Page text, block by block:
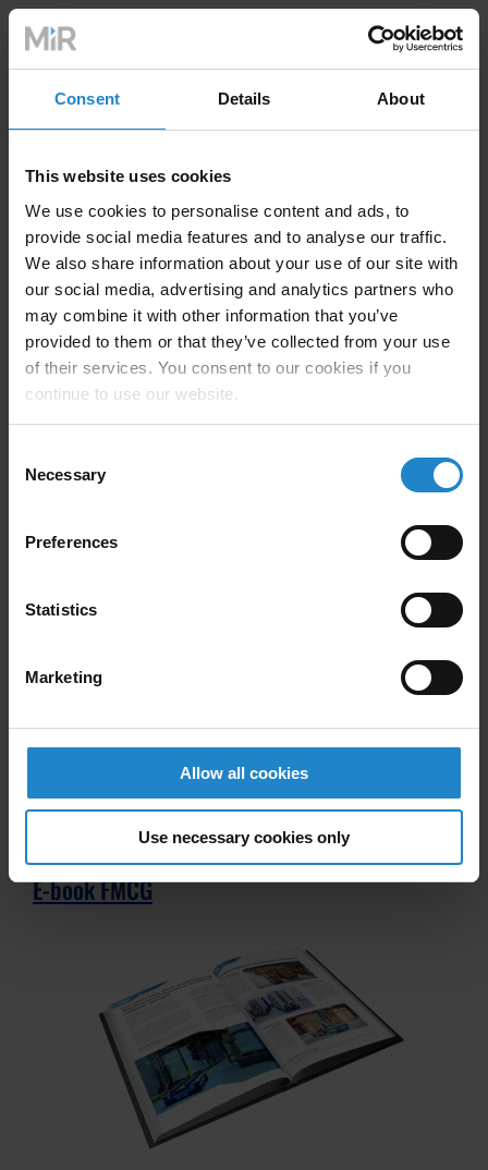
Consent Details About
This website uses cookies
We use cookies to personalise content and ads, to
provide social media features and to analyse our traffic.
We also share information about your use of our site with
our social media, advertising and analytics partners who
may combine it with other information that you’ve
provided to them or that they’ve collected from your use
of their services. You consent to our cookies if you
continue to use our website.
Selection
Necessary
Preferences
Statistics
Marketing
Allow all cookies
Use necessary cookies only
Automotive eBook
E-book FMCG